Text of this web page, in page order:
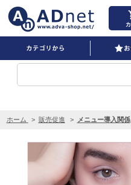
ホーム > 販売促進 > メニュー導入関係